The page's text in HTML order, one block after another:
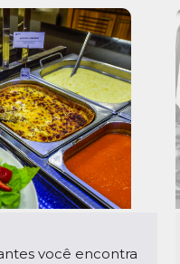
você encontra